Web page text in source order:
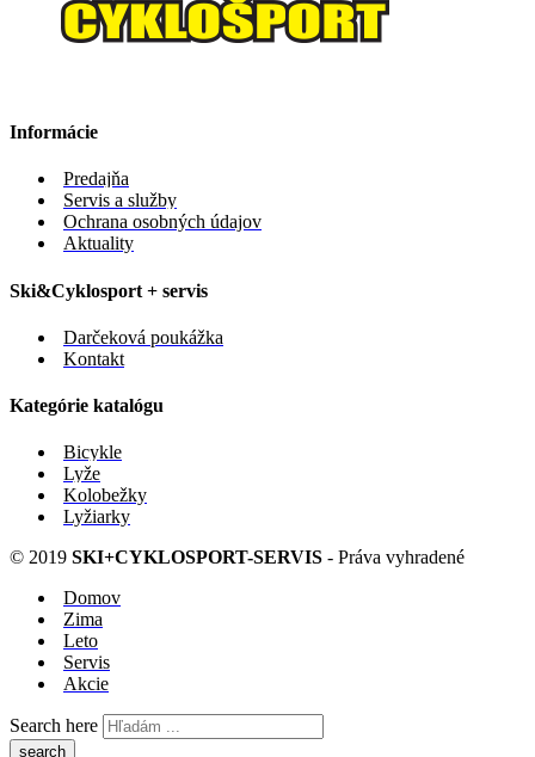
Informácie
Predajňa
Servis a služby
Ochrana osobných údajov
Aktuality
Ski&Cyklosport + servis
Darčeková poukážka
Kontakt
Kategórie katalógu
Bicykle
Lyže
Kolobežky
Lyžiarky
© 2019 SKI+CYKLOSPORT-SERVIS - Práva vyhradené
Domov
Zima
Leto
Servis
Akcie
Search here